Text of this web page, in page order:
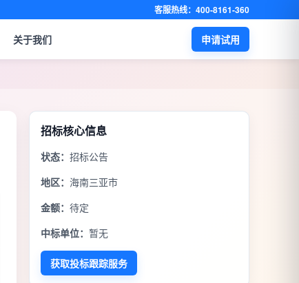
客服热线：400-8161-360
关于我们 申请试用
招标核心信息
状态： 招标公告
地区： 海南三亚市
金额： 待定
中标单位： 暂无
获取投标跟踪服务